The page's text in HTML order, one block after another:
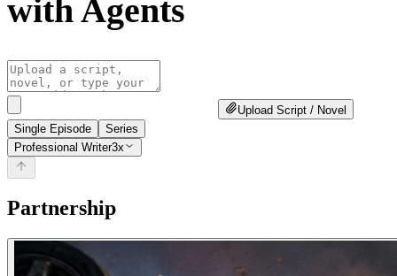
with Agents
Upload Script / Novel
Single Episode
Series
Professional Writer3x
Partnership